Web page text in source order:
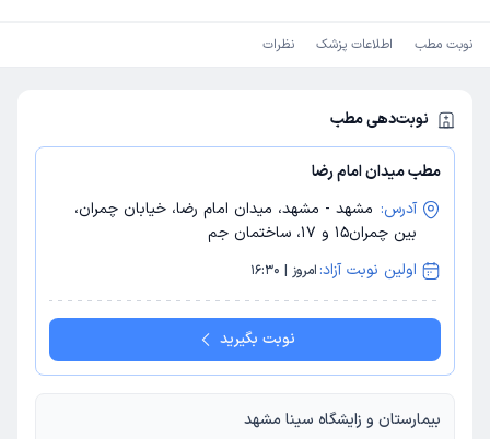
نوبت مطب اطلاعات پزشک نظرات
نوبت‌دهی مطب
مطب میدان امام رضا
آدرس: مشهد - مشهد، میدان امام رضا، خیابان چمران،
بین چمران15 و 17، ساختمان جم
اولین نوبت آزاد: امروز | 16:30
نوبت بگیرید
بیمارستان و زایشگاه سینا مشهد